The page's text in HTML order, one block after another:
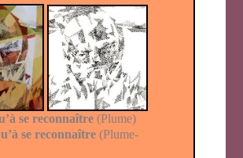
se reconnaître (Plume)
se reconnaître (Plume-